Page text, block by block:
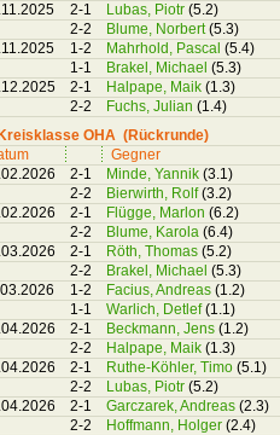
2-1 Lubas, Piotr (5.2)
2-2
Blume, Norbert(5.3)
1-2 Mahrhold, Pascal (5.4)
1-1
Brakel, Michael (5.3)
2-1 Halpape, Maik (1.3)
2-2
Fuchs, Julian (1.4)
OHA (Rückrunde)
Gegner
2-1 Minde, Yannik (3.1)
2-2
Bierwirth, Rolf(3.2)
2-1 Flügge, Marlon (6.2)
2-2
Blume, Karola (6.4)
2-1 Röth, Thomas (5.2)
2-2
Brakel, Michael (5.3)
1-2 Facius, Andreas (1.2)
1-1
Warlich, Detlef(1.1)
2-1 Beckmann, Jens (1.2)
2-2
Halpape, Maik (1.3)
2-1 Ruthe-Köhler, Timo (5.1)
2-2
Lubas, Piotr (5.2)
2-1 Garczarek, Andreas (2.3)
2-2
Hoffmann, Holger (2.4)